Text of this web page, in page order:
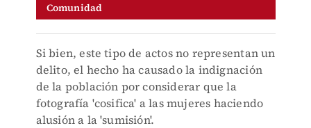
Comunidad
Si bien, este tipo de actos no representan un
delito, el hecho ha causado la indignación
de la población por considerar que la
fotografía 'cosifica' a las mujeres haciendo
alusión a la 'sumisión'.